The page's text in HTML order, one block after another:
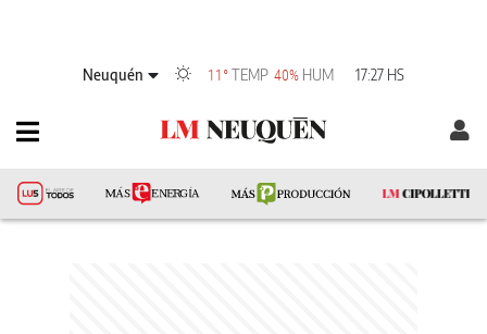
Neuquén 11°TEMP 40% HUM 17:27 HS